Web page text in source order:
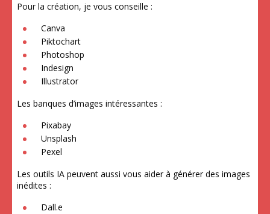
Pour la création, je vous conseille :
Canva
Piktochart
Photoshop
Indesign
Illustrator
Les banques d’images intéressantes :
Pixabay
Unsplash
Pexel
Les outils IA peuvent aussi vous aider à générer des images
inédites :
Dall.e